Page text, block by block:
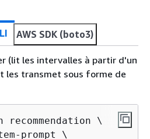
AWS SDK (boto3)
(lit les intervalles à partir d'un
les transmet sous forme de
recommendation \
prompt \